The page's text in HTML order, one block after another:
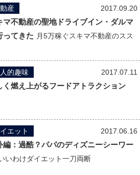
2017.09.20
産
マ不動産の聖地ドライブイン・ダルマ
ってきた 月5万稼ぐスキマ不動産のスス
2017.07.11
的趣味
く燃え上がるフードアトラクション
2017.06.16
エット
編：過酷？パパのディズニーシーワー
いわけダイエット一刀両断